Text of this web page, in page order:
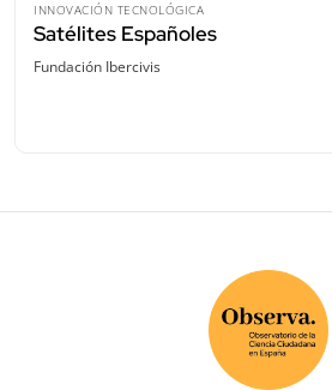
INNOVACIÓN TECNOLÓGICA
Satélites Españoles
Fundación Ibercivis